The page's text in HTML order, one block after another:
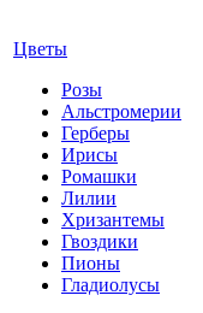
Цветы
Розы
Альстромерии
Герберы
Ирисы
Ромашки
Лилии
Хризантемы
Гвоздики
Пионы
Гладиолусы